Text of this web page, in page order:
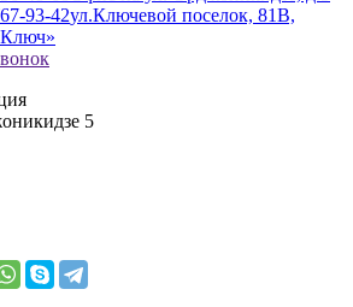
93-42ул.Ключевой поселок, 81В,
5